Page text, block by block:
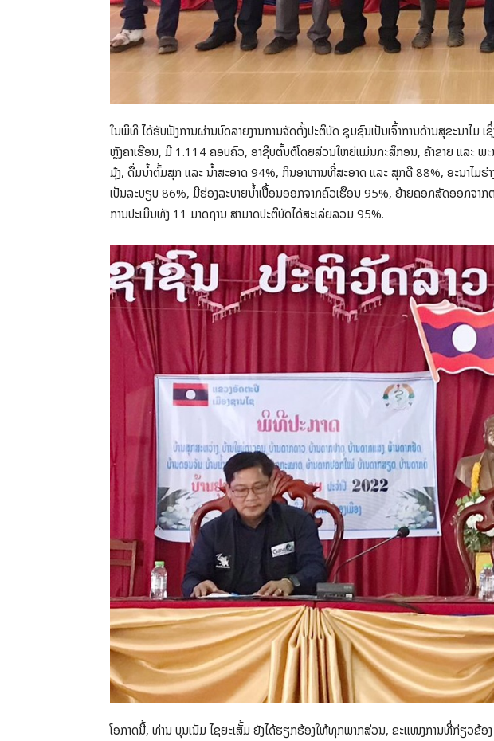
ໃນພິທີ ໄດ້ຮັບຟັງການຜ່ານບົດລາຍງານການຈັດຕັ້ງປະຕິບັດ ຊຸມຊົນເປັນເຈົ້າການດ້ານສຸຂະນາໄ
ຫຼັງຄາເຮືອນ, ມີ 1.114 ຄອບຄົວ, ອາຊີບຕົ້ນຕໍໂດຍສ່ວນໃຫຍ່ແມ່ນກະສິກອນ, ຄ້າຂາຍ ແລະ ພ
ມຸ້ງ, ດື່ມນໍ້າຕົ້ມສຸກ ແລະ ນໍ້າສະອາດ 94%, ກິນອາຫານທີ່ສະອາດ ແລະ ສຸກດີ 88%, ອະນາໄມຮ່
ເປັນລະບຽບ 86%, ມີຮ່ອງລະບາຍນໍ້າເປື້ອນອອກຈາກຄົວເຮືອນ 95%, ຍ້າຍຄອກສັດອອກຈ
ການປະເມີນທັງ 11 ມາດຖານ ສາມາດປະຕິບັດໄດ້ສະເລ່ຍລວມ 95%.
ໂອກາດນີ້, ທ່ານ ບຸນເນັມ ໄຊຍະເສັ້ມ ຍັງໄດ້ຮຽກຮ້ອງໃຫ້ທຸກພາກສ່ວນ, ຂະແໜງການທີ່ກ່ຽວຂ້ອ